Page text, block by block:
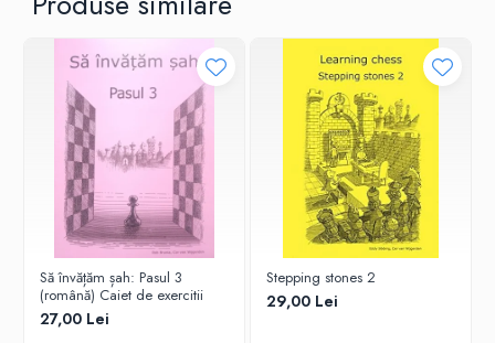
Step 4
Tabla De Demonstratie
Tactica
Să învățăm șah: Pasul 3
(română) Caiet de exercitii
27,00 Lei
Stepping stones 2
29,00 Lei